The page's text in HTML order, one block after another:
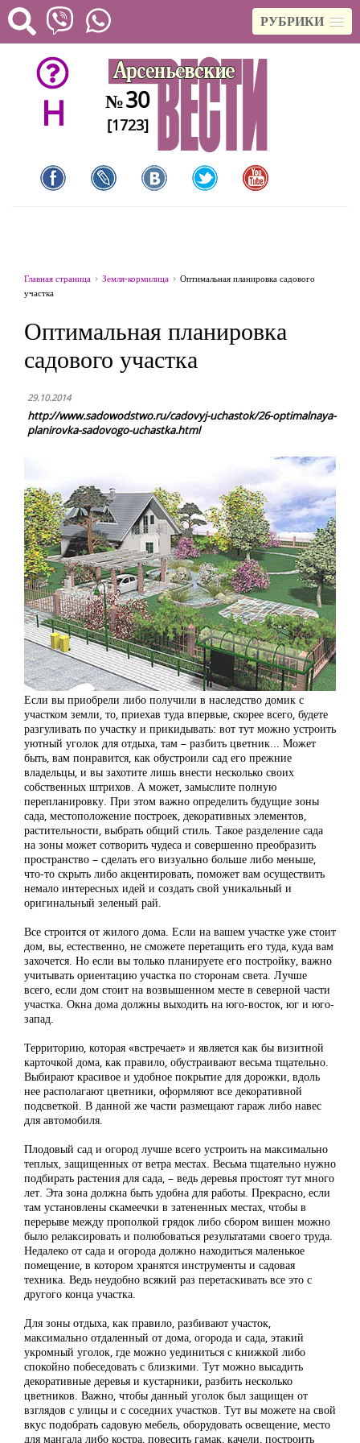
РУБРИКИ
H №30
[1723]
Главная страница Земля-кормилица
Оптимальная планировка садового
участка
Оптимальная планировка
садового участка
29.10.2014
http://www.sadowodstwo.ru/cadovyj-uchastok/26-optimalnaya-
planirovka-sadovogo-uchastka.html
Если вы приобрели либо получили в наследство домик с
участком земли, то, приехав туда впервые, скорее всего, будете
разгуливать по участку и прикидывать: вот тут можно устроить
уютный уголок для отдыха, там – разбить цветник... Может
быть, вам понравится, как обустроили сад его прежние
владельцы, и вы захотите лишь внести несколько своих
собственных штрихов. А может, замыслите полную
перепланировку. При этом важно определить будущие зоны
сада, местоположение построек, декоративных элементов,
растительности, выбрать общий стиль. Такое разделение сада
на зоны может сотворить чудеса и совершенно преобразить
пространство – сделать его визуально больше либо меньше,
что-то скрыть либо акцентировать, поможет вам осуществить
немало интересных идей и создать свой уникальный и
оригинальный зеленый рай.
Все строится от жилого дома. Если на вашем участке уже стоит
дом, вы, естественно, не сможете перетащить его туда, куда вам
захочется. Но если вы только планируете его постройку, важно
учитывать ориентацию участка по сторонам света. Лучше
всего, если дом стоит на возвышенном месте в северной части
участка. Окна дома должны выходить на юго-восток, юг и юго-
запад.
Территорию, которая «встречает» и является как бы визитной
карточкой дома, как правило, обустраивают весьма тщательно.
Выбирают красивое и удобное покрытие для дорожки, вдоль
нее располагают цветники, оформляют все декоративной
подсветкой. В данной же части размещают гараж либо навес
для автомобиля.
Плодовый сад и огород лучше всего устроить на максимально
теплых, защищенных от ветра местах. Весьма тщательно нужно
подбирать растения для сада, – ведь деревья простоят тут много
лет. Эта зона должна быть удобна для работы. Прекрасно, если
там установлены скамеечки в затененных местах, чтобы в
перерыве между прополкой грядок либо сбором вишен можно
было релаксировать и полюбоваться результатами своего труда.
Недалеко от сада и огорода должно находиться маленькое
помещение, в котором хранятся инструменты и садовая
техника. Ведь неудобно всякий раз перетаскивать все это с
другого конца участка.
Для зоны отдыха, как правило, разбивают участок,
максимально отдаленный от дома, огорода и сада, этакий
укромный уголок, где можно уединиться с книжкой либо
спокойно побеседовать с близкими. Тут можно высадить
декоративные деревья и кустарники, разбить несколько
цветников. Важно, чтобы данный уголок был защищен от
взглядов с улицы и с соседних участков. Тут вы можете на свой
вкус подобрать садовую мебель, оборудовать освещение, место
для мангала либо костра, повесить гамак, качели, построить